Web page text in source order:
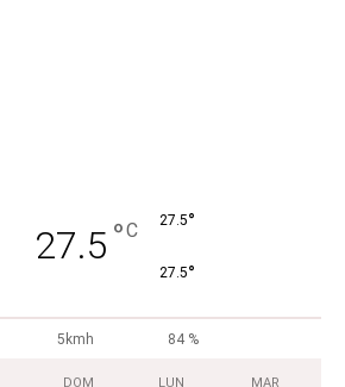
27.5 °C 27.5°
27.5°
5kmh 84 %
DOM LUN MAR